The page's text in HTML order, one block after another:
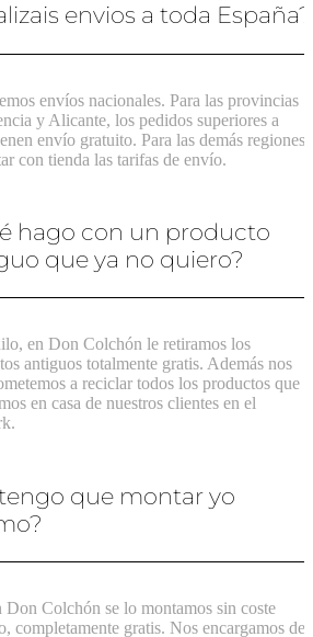
envios a toda España?
envíos nacionales. Para las provincias
y Alicante, los pedidos superiores a
envío gratuito. Para las demás regiones,
con tienda las tarifas de envío.
hago con un producto
que ya no quiero?
en Don Colchón le retiramos los
antiguos totalmente gratis. Además nos
a reciclar todos los productos que
en casa de nuestros clientes en el
que montar yo
Don Colchón se lo montamos sin coste
completamente gratis. Nos encargamos del